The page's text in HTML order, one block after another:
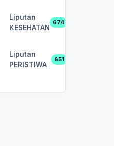
Liputan
KESEHATAN
674
Liputan
PERISTIWA
651